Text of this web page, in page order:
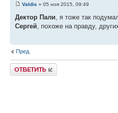
Valdis » 05 ноя 2015, 09:49
Дектор Пали, я тоже так
Сергей, похоже на правду,
Пред.
Ответить